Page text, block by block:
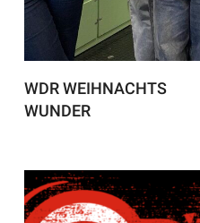
WDR WEIHNACHTS
WUNDER